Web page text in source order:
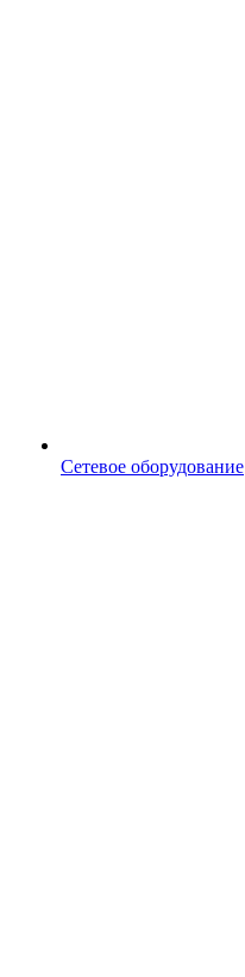
Сетевое оборудование